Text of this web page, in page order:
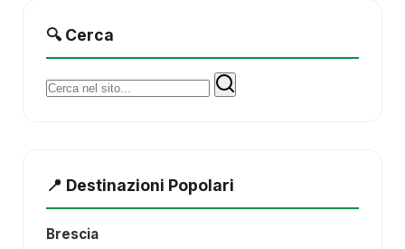
🔍 Cerca
Cerca:
📍 Destinazioni Popolari
Brescia